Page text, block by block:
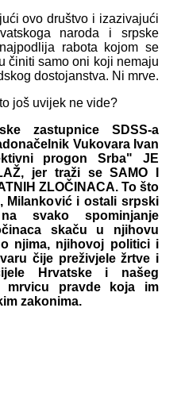
ovo društvo i izazivajući
naroda i srpske
rabota kojom se
činiti samo oni koji nemaju
dostojanstva. Ni mrve.
još uvijek ne vide?
zastupnice SDSS-a
Vukovara Ivan
progon Srba" JE
jer traži se SAMO I
ZLOČINACA. To što
Milanković i ostali srpski
svako spominjanje
skaču u njihovu
njima, njihovoj politici i
čije preživjele žrtve i
Hrvatske i našeg
mrvicu pravde koja im
zakonima.